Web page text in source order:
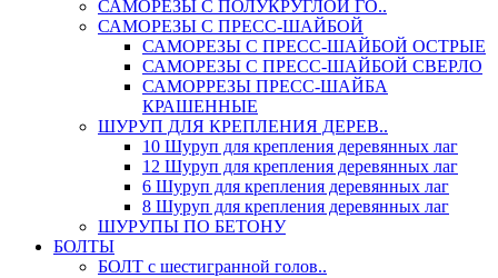
САМОРЕЗЫ С ПОЛУКРУГЛОЙ ГО..
САМОРЕЗЫ С ПРЕСС-ШАЙБОЙ
САМОРЕЗЫ С ПРЕСС-ШАЙБОЙ ОСТРЫЕ
САМОРЕЗЫ С ПРЕСС-ШАЙБОЙ СВЕРЛО
САМОРРЕЗЫ ПРЕСС-ШАЙБА
КРАШЕННЫЕ
ШУРУП ДЛЯ КРЕПЛЕНИЯ ДЕРЕВ..
10 Шуруп для крепления деревянных лаг
12 Шуруп для крепления деревянных лаг
6 Шуруп для крепления деревянных лаг
8 Шуруп для крепления деревянных лаг
ШУРУПЫ ПО БЕТОНУ
БОЛТЫ
БОЛТ с шестигранной голов..